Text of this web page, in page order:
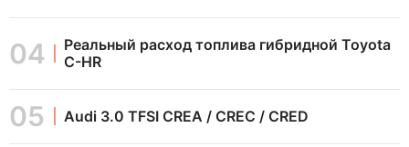
Реальный расход топлива гибридной Toyota
C-HR
Audi 3.0 TFSI CREA / CREC / CRED